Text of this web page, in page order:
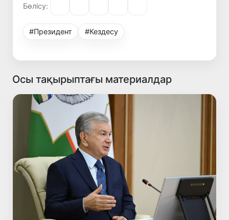
Бөлісу:
#Президент #Кездесу
Осы тақырыптағы материалдар